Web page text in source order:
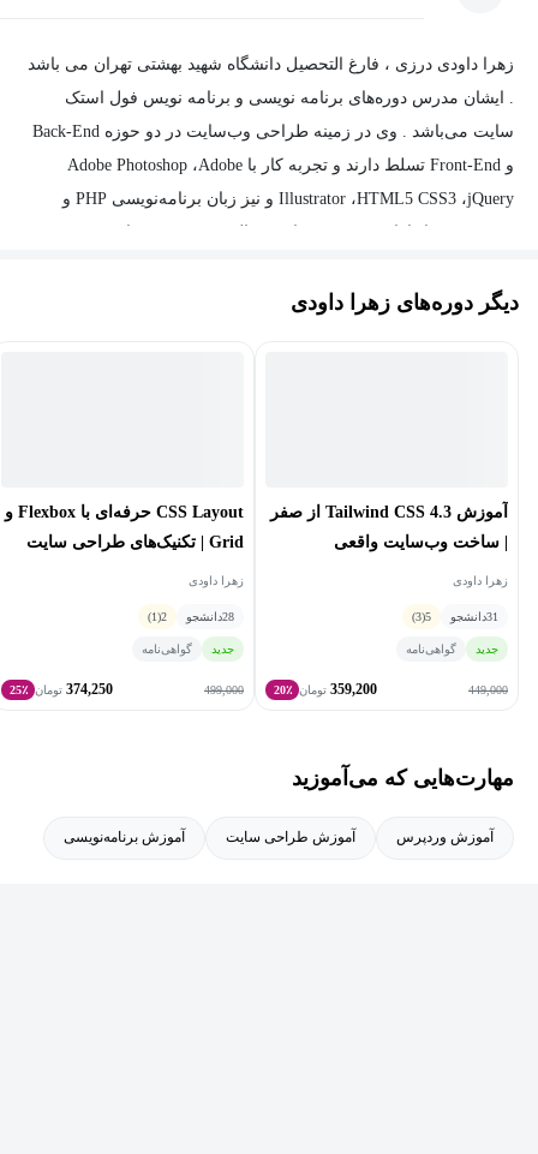
زهرا داودی درزی ، فارغ التحصیل دانشگاه شهید بهشتی تهران می باشد
. ایشان مدرس دوره‌های برنامه نویسی و برنامه نویس فول استک
سایت می‌باشد . وی در زمینه طراحی وب‌سایت در دو حوزه Back-End
و Front-End تسلط دارند و تجربه کار با Adobe Photoshop ،Adobe
Illustrator ،HTML5 CSS3 ،jQuery و نیز زبان برنامه‌نویسی PHP و
برنامه‌نویسی Laravel بصورت فول استک، برنامه‌نویسی وردپرس،دیگر دوره‌های زهرا داودی
آموزش Tailwind CSS 4.3 از صفر
| ساخت وب‌سایت واقعی
زهرا داودی
31دانشجو 5
(3)
جدید گواهی‌نامه
449,000
359,200 تومان 20٪
CSS Layout حرفه‌ای با Flexbox و
Grid | تکنیک‌های طراحی سایت
واکنش‌گرا
زهرا داودی
28دانشجو 2
(1)
جدید گواهی‌نامه
499,000
374,250 تومان 25٪
مهارت‌هایی که می‌آموزید
آموزش وردپرس آموزش طراحی سایت آموزش برنامه‌نویسی